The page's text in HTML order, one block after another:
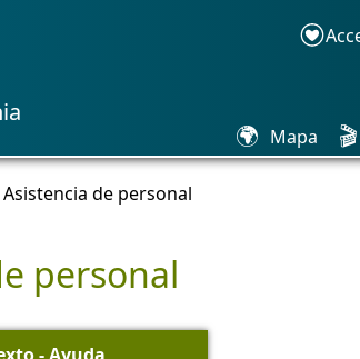
🌍 Mapa 🎬
Asistencia de personal
personal